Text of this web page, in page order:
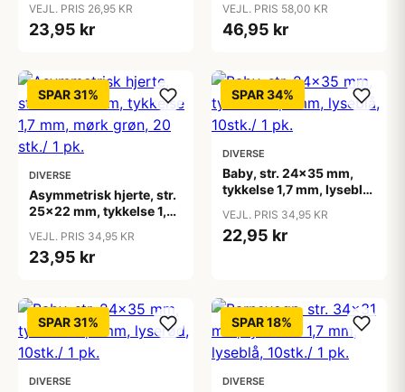
VEJL. PRIS 26,95 KR
23,95 kr
VEJL. PRIS 58,00 KR
46,95 kr
SPAR 31%
DIVERSE
Asymmetrisk hjerte, str.
25x22 mm, tykkelse 1,7
1 pk.
VEJL. PRIS 34,95 KR
23,95 kr
SPAR 34%
DIVERSE
Baby, str. 24x35 mm,
tykkelse 1,7 mm, lyseblå,
VEJL. PRIS 34,95 KR
22,95 kr
SPAR 31%
DIVERSE
SPAR 18%
DIVERSE